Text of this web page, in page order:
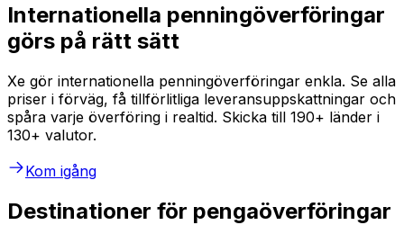
Internationella penningöverföringar
görs på rätt sätt
Xe gör internationella penningöverföringar enkla. Se alla
priser i förväg, få tillförlitliga leveransuppskattningar och
spåra varje överföring i realtid. Skicka till 190+ länder i
130+ valutor.
Kom igång
Destinationer för pengaöverföringar